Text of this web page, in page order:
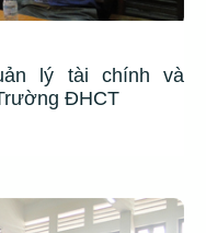
lý tài chính và
ĐHCT